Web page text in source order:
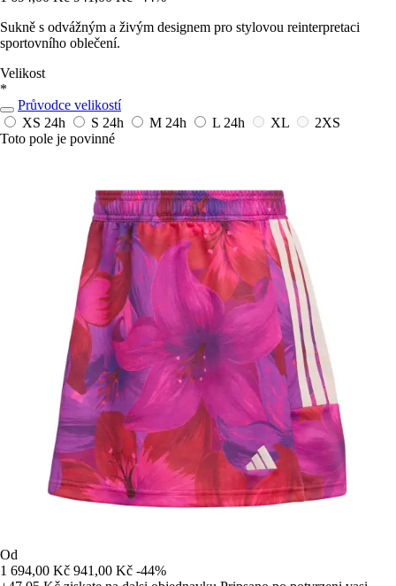
Sukně s odvážným a živým designem pro stylovou reinterpretaci
sportovního oblečení.
Velikost
*
Průvodce velikostí
XS 24h S 24h M 24h L 24h XL
2XS
Toto pole je povinné
Od
1 694,00 Kč 941,00 Kč -44%